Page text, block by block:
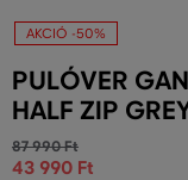
AKCIÓ -50%
PULÓVER
HALF ZIP
87 990 Ft
43 990 Ft